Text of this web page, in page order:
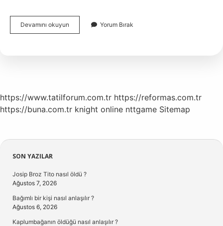
Devamını okuyun
Hastanesini
Yorum Bırak
https://www.tatilforum.com.tr https://reformas.com.tr
https://buna.com.tr knight online nttgame Sitemap
Sidebar
SON YAZILAR
Josip Broz Tito nasıl öldü ?
Ağustos 7, 2026
Bağımlı bir kişi nasıl anlaşılır ?
Ağustos 6, 2026
Kaplumbağanın öldüğü nasıl anlaşılır ?